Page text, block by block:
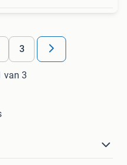
3
van 3